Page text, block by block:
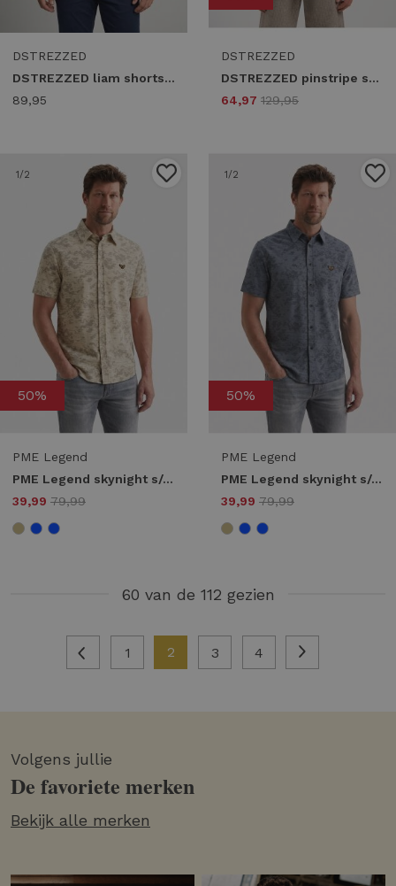
DSTREZZED
DSTREZZED liam shortsleeve shirt 311530 Overhemd 646 lt. blue
89,95
DSTREZZED
DSTREZZED pinstripe shirt 311521 Overhemd 216 grey brown
64,97 129,95
1/2
50%
PME Legend
PME Legend skynight s/s aop desert flower on ctn jersey pique Overhemd 7011 birch
39,99 79,99
1/2
50%
PME Legend
PME Legend skynight s/s aop desert flower on ctn jersey pique Overhemd 5052 bijou blue
39,99 79,99
60 van de 112 gezien
1 2 3 4
Volgens jullie
De favoriete merken
Bekijk alle merken